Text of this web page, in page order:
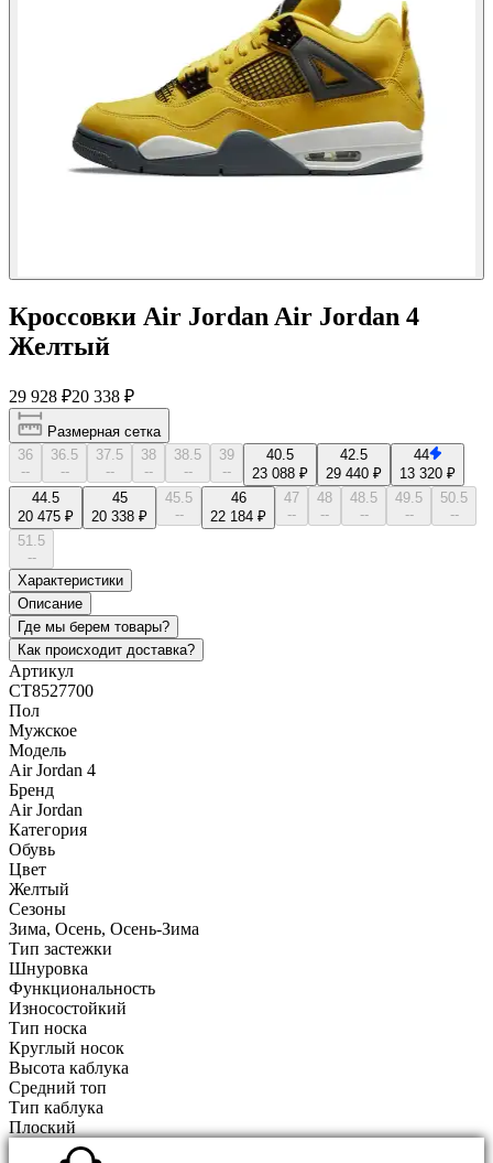
Кроссовки Air Jordan Air Jordan 4
Желтый
29 928 ₽20 338 ₽
Размерная сетка
36
--
36.5
--
37.5
--
38
--
38.5
--
39
--
40.5
23 088 ₽
42.5
29 440 ₽
44
13 320 ₽
44.5
20 475 ₽
45
20 338 ₽
45.5
--
46
22 184 ₽
47
--
48
--
48.5
--
49.5
--
50.5
--
51.5
--
Характеристики
Описание
Где мы берем товары?
Как происходит доставка?
Артикул
CT8527700
Пол
Мужское
Модель
Air Jordan 4
Бренд
Air Jordan
Категория
Обувь
Цвет
Желтый
Сезоны
Зима, Осень, Осень-Зима
Тип застежки
Шнуровка
Функциональность
Износостойкий
Тип носка
Круглый носок
Высота каблука
Средний топ
Тип каблука
Плоский